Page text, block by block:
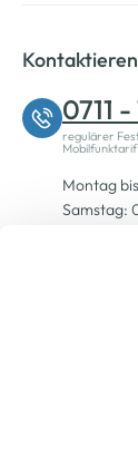
0711
regulärer
Mobilfunktarif
Montag
Samstag: